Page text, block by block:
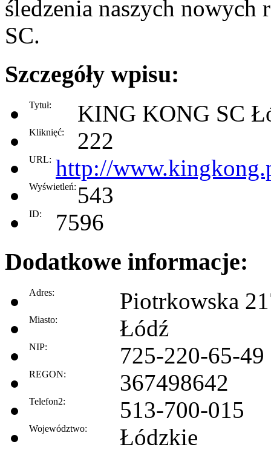
śledzenia naszych
SC.
Szczegóły wpisu:
Tytuł: KING KONG SC
Kliknięć: 222
URL: http://
Wyświetleń: 543
ID: 7596
Dodatkowe informacje:
Adres: Piotrkowska
Miasto: Łódź
NIP: 725-220-65-49
REGON: 367498642
Telefon2: 513-700-015
Województwo: Łódzkie